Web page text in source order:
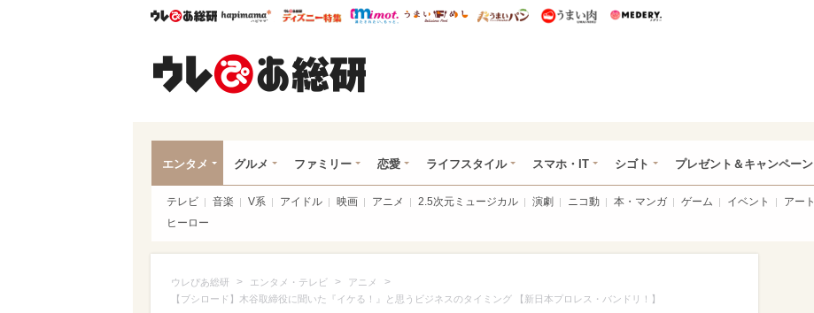
ウレぴあ総研ハピママ* ウレぴあ総研 ディズニー特集
mimot. うまいめし うまいパン うまい肉
エンタメ グルメ ファミリー 恋愛 ライフスタイル スマホ・IT シゴト プレゼント＆キャンペーン
テレビ 音楽 V系 アイドル 映画 アニメ 2.5次元ミュージカル 演劇 ニコ動 本・マンガ ゲーム イベント アート
ヒーロー
ウレぴあ総研 > エンタメ・テレビ > アニメ >
【ブシロード】木谷取締役に聞いた『イケる！』と思うビジネスのタイミング 【新日本プロレス・バンドリ！】